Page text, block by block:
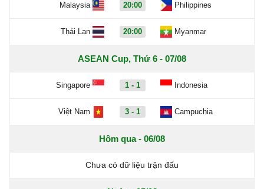
Malaysia 20:00 Philippines
Thái Lan 20:00 Myanmar
ASEAN Cup, Thứ 6 - 07/08
Singapore 1 - 1 Indonesia
Việt Nam 3 - 1 Campuchia
Hôm qua - 06/08
Chưa có dữ liệu trận đấu